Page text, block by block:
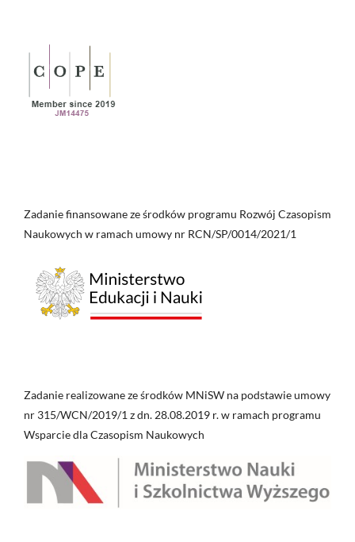
Zadanie finansowane ze środków programu Rozwój Czasopism
Naukowych w ramach umowy nr RCN/SP/0014/2021/1
Zadanie realizowane ze środków MNiSW na podstawie umowy
nr 315/WCN/2019/1 z dn. 28.08.2019 r. w ramach programu
Wsparcie dla Czasopism Naukowych